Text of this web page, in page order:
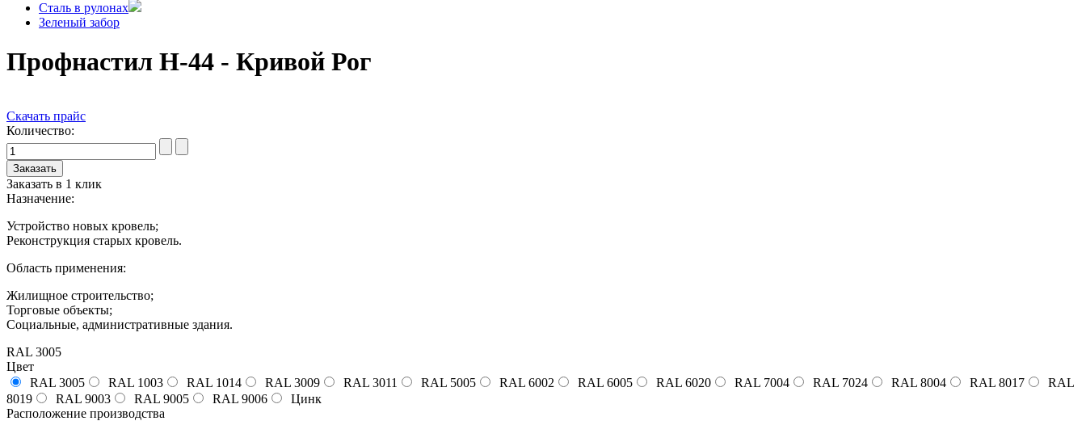
Сталь в рулонах
Зеленый забор
Профнастил H-44 - Кривой Рог
Скачать прайс
Количество:
Заказать в 1 клик
Назначение:
Устройство новых кровель;
Реконструкция старых кровель.
Область применения:
Жилищное строительство;
Торговые объекты;
Социальные, административные здания.
RAL 3005
Цвет
RAL 3005
RAL 1003 RAL 1014 RAL 3009 RAL 3011 RAL 5005 RAL 6002 RAL 6005 RAL 6020 RAL 7004 RAL 7024 RAL 8004 RAL 8017
RAL
8019
RAL 9003 RAL 9005 RAL 9006
Цинк
Расположение производства